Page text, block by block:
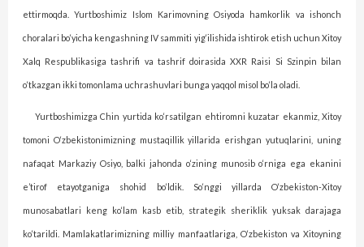
ettirmoqda. ­Yurtboshimiz Islom Karimovning Osiyoda hamkorlik va ishonch
choralari bo‘yicha kengashning IV sammiti yig‘ilishida ishtirok etish uchun Xitoy
Xalq Respublikasiga tashrifi va tashrif doi­rasida XXR Raisi Si Szinpin bilan
o‘tkazgan ikki tomonlama uchrashuvlari bunga yaqqol misol bo‘la oladi.
Yurtboshimizga Chin yurtida ko‘rsatilgan ehtiromni kuzatar ekanmiz, Xitoy
tomoni O‘zbekistonimizning mustaqillik yillarida erishgan yutuqlarini, uning
nafaqat Markaziy Osiyo, balki jahonda o‘zining munosib o‘rniga ega ekanini
e’tirof etayotganiga shohid bo‘ldik. So‘nggi yillarda O‘zbekiston-Xitoy
munosabatlari keng ko‘lam kasb etib, strategik sheriklik yuksak darajaga
ko‘tarildi. Mamlakatlarimizning milliy manfaatlariga, O‘zbekiston va Xitoyning